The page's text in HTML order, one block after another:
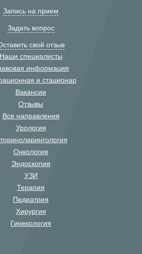
Запись на прием
Задать вопрос
свой отзыв
Наши специалисты
информация
и стационар
Вакансии
Отзывы
Все направления
Урология
Онкология
Эндоскопия
УЗИ
Терапия
Педиатрия
Хирургия
Гинекология